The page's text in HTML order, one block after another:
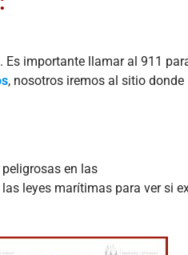
Es importante llamar al 911
, nosotros iremos al sitio donde
en las
leyes marítimas para ver si